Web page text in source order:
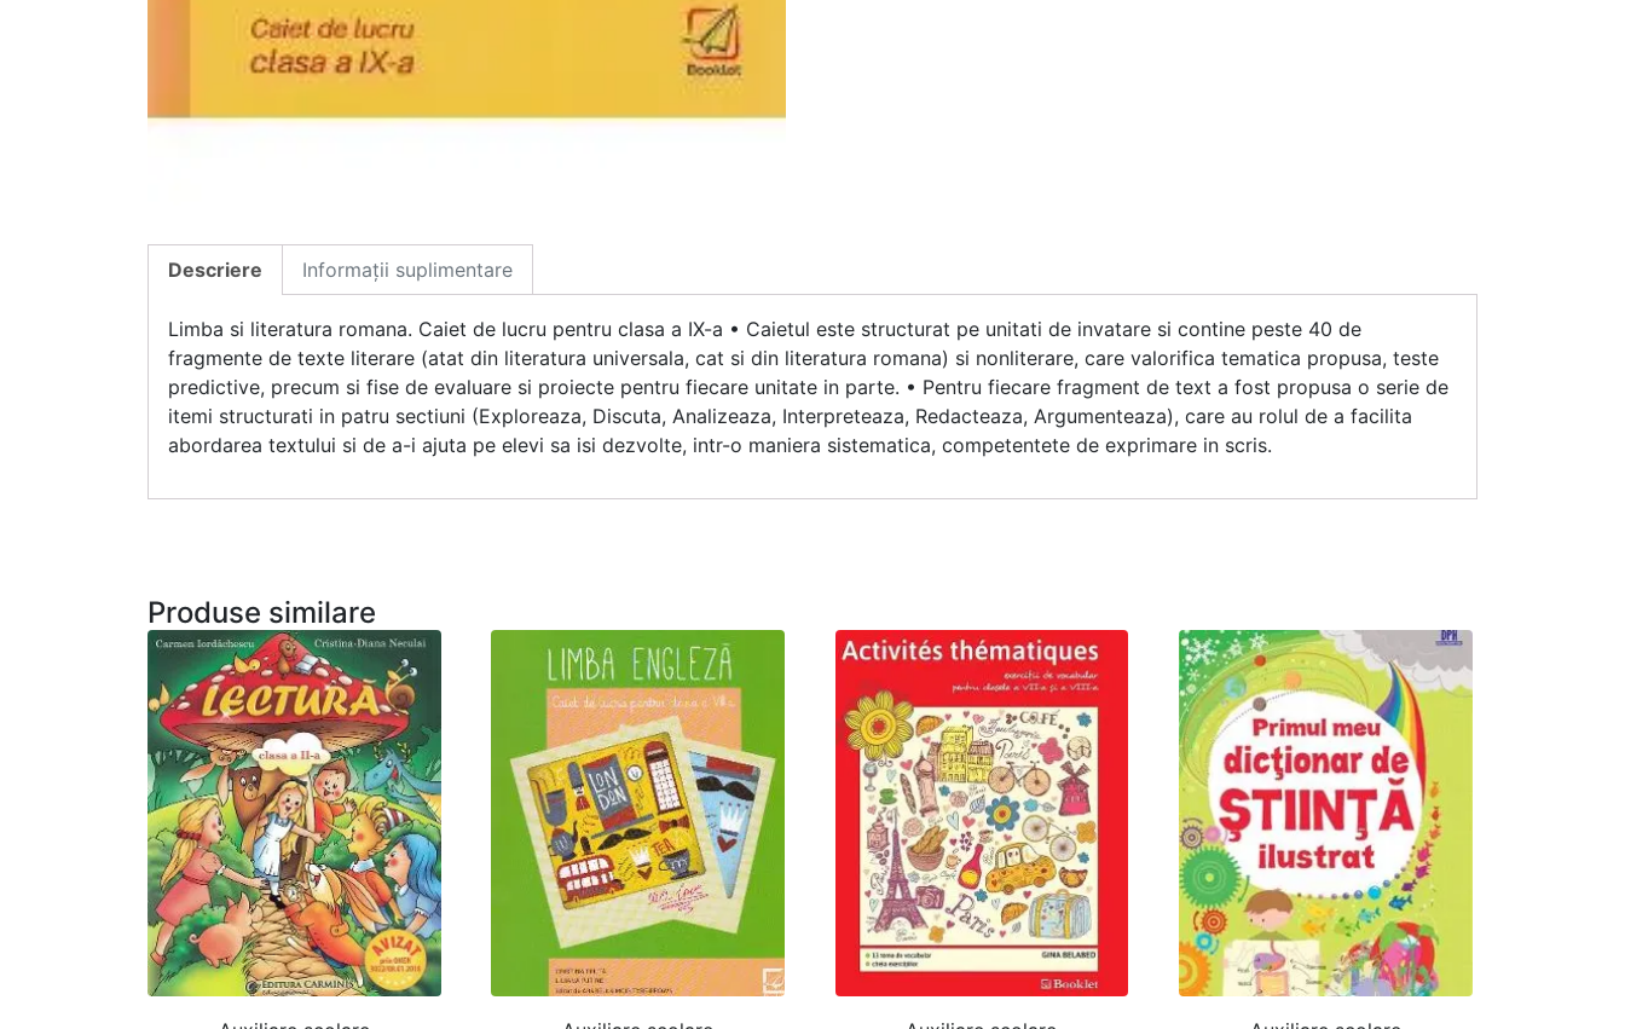
Descriere Informații suplimentare
Limba si literatura romana. Caiet de lucru pentru clasa a IX-a • Caietul este structurat pe unitati de invatare si contine peste 40 de
fragmente de texte literare (atat din literatura universala, cat si din literatura romana) si nonliterare, care valorifica tematica propusa, teste
predictive, precum si fise de evaluare si proiecte pentru fiecare unitate in parte. • Pentru fiecare fragment de text a fost propusa o serie de
itemi structurati in patru sectiuni (Exploreaza, Discuta, Analizeaza, Interpreteaza, Redacteaza, Argumenteaza), care au rolul de a facilita
abordarea textului si de a-i ajuta pe elevi sa isi dezvolte, intr-o maniera sistematica, competentete de exprimare in scris.
Produse similare